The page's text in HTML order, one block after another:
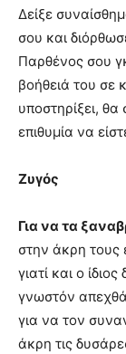
Δείξε
σου και
Παρθένος σου
βοήθειά του σε
υποστηρίξει, θα
επιθυμία να
Ζυγός
Για να τα
στην άκρη τους
γιατί και ο
γνωστόν
για να τον
άκρη τις